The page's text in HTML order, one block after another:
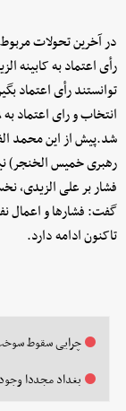
در آخرین تحولات
توانستند رأی اعتماد
شد.پیش از این محمد
رهبری خمیس الخنجر)
فشار بر علی الزیدی،
گفت: فشارها و اعمال
تاکنون ادامه دارد.
چرایی سقوط
بغداد مجددا